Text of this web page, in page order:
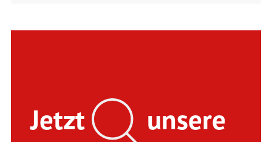
Jetzt
unsere